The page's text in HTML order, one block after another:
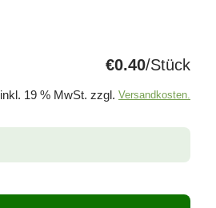
€0.40/Stück
inkl. 19 % MwSt. zzgl. Versandkosten.